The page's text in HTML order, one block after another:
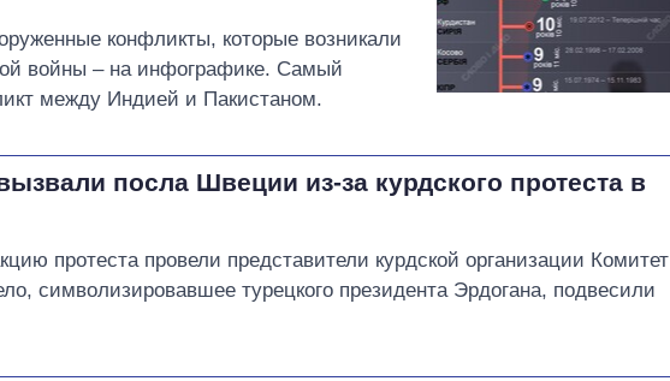
конфликты, которые возникали
войны – на инфографике. Самый
между Индией и Пакистаном.
посла Швеции из-за курдского протеста в
протеста провели представители курдской организации Комитет
символизировавшее турецкого президента Эрдогана, подвесили